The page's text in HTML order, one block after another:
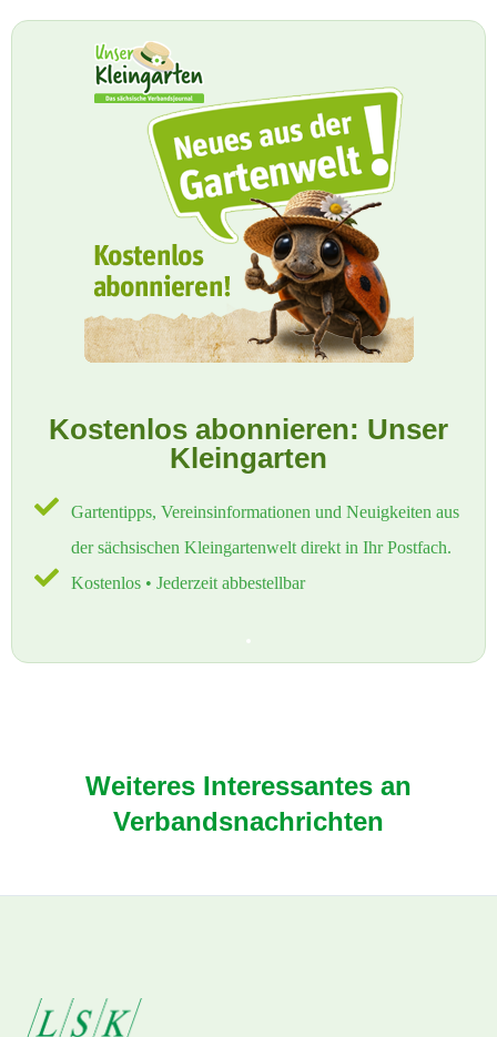
Kostenlos abonnieren: Unser
Kleingarten
Gartentipps, Vereinsinformationen und Neuigkeiten aus
der sächsischen Kleingartenwelt direkt in Ihr Postfach.
Kostenlos • Jederzeit abbestellbar
Weiteres Interessantes an
Verbandsnachrichten